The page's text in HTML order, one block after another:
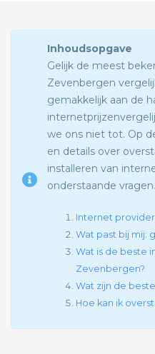
Inhoudsopgave
Gelijk de meest
Zevenbergen
gemakkelijk aan de
we ons niet tot. Op
en details over
installeren van
onderstaande vragen.
Internet
Wat past bij mij:
Wat is de beste
Zevenbergen?
Wat zijn de
Hoe kan ik